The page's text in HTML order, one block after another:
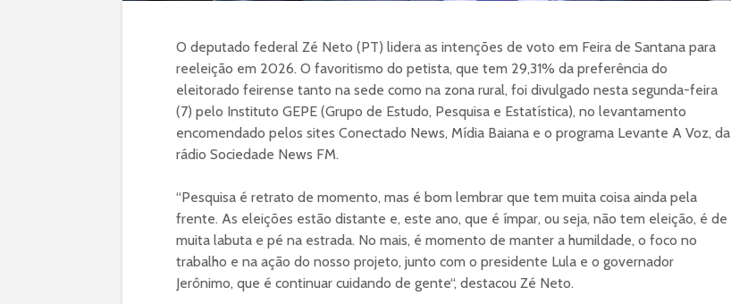
O deputado federal Zé Neto (PT) lidera as intenções de voto em Feira de Santana para
reeleição em 2026. O favoritismo do petista, que tem 29,31% da preferência do
eleitorado feirense tanto na sede como na zona rural, foi divulgado nesta segunda-feira
(7) pelo Instituto GEPE (Grupo de Estudo, Pesquisa e Estatística), no levantamento
encomendado pelos sites Conectado News, Mídia Baiana e o programa Levante A Voz, da
rádio Sociedade News FM.
“Pesquisa é retrato de momento, mas é bom lembrar que tem muita coisa ainda pela
frente. As eleições estão distante e, este ano, que é ímpar, ou seja, não tem eleição, é de
muita labuta e pé na estrada. No mais, é momento de manter a humildade, o foco no
trabalho e na ação do nosso projeto, junto com o presidente Lula e o governador
Jerônimo, que é continuar cuidando de gente“, destacou Zé Neto.